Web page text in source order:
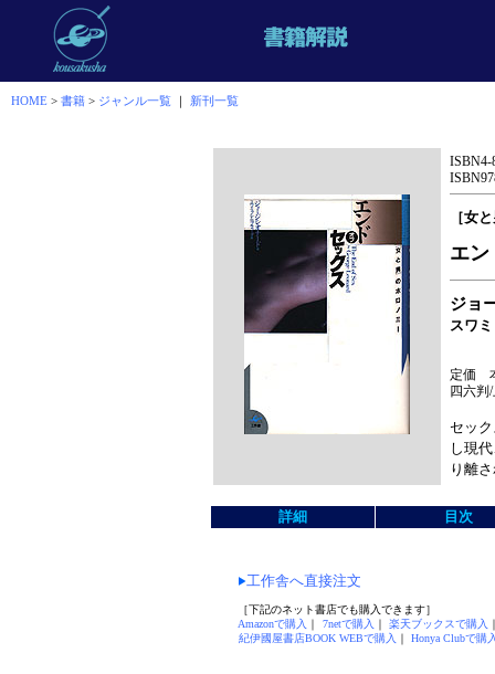
HOME > 書籍 > ジャンル一覧 ｜ 新刊一覧
ISBN4-
［女
エン
ジョ
スワ
定価
四六
セッ
し現
り離
詳細 目次
工作舎へ直接注文
［下記のネット書店でも購入できます］
Amazonで購入 ｜ 7netで購入 ｜ 楽天ブックスで購入
紀伊國屋書店BOOK WEBで購入 ｜ Honya Clubで購